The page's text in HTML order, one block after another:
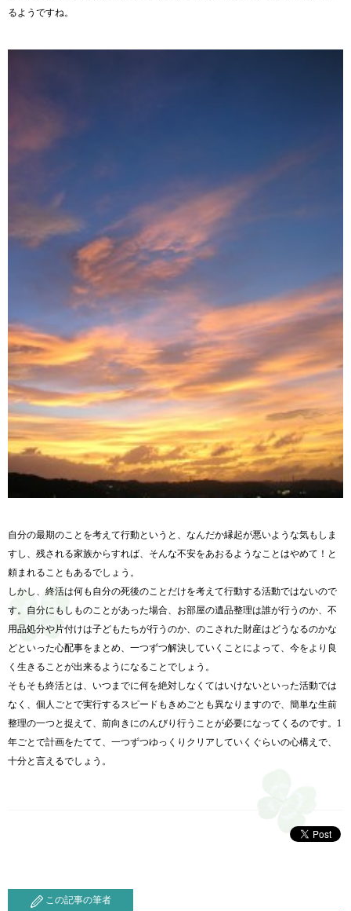
るようですね。
自分の最期のことを考えて行動というと、なんだか縁起が悪いような気もしま
すし、残される家族からすれば、そんな不安をあおるようなことはやめて！と
頼まれることもあるでしょう。
しかし、終活は何も自分の死後のことだけを考えて行動する活動ではないので
す。自分にもしものことがあった場合、お部屋の遺品整理は誰が行うのか、不
用品処分や片付けは子どもたちが行うのか、のこされた財産はどうなるのかな
どといった心配事をまとめ、一つずつ解決していくことによって、今をより良
く生きることが出来るようになることでしょう。
そもそも終活とは、いつまでに何を絶対しなくてはいけないといった活動では
なく、個人ごとで実行するスピードもきめごとも異なりますので、簡単な生前
整理の一つと捉えて、前向きにのんびり行うことが必要になってくるのです。1
年ごとで計画をたてて、一つずつゆっくりクリアしていくぐらいの心構えで、
十分と言えるでしょう。
この記事の筆者